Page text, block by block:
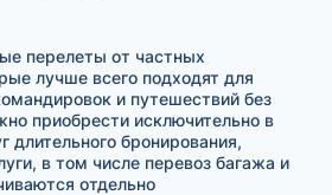
перелеты от частных
лучше всего подходят для
и путешествий без
приобрести исключительно в
длительного бронирования,
в том числе перевоз багажа и
отдельно